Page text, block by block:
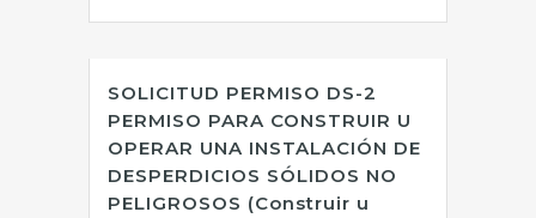
SOLICITUD PERMISO DS-2
PERMISO PARA CONSTRUIR U
OPERAR UNA INSTALACIÓN DE
DESPERDICIOS SÓLIDOS NO
PELIGROSOS (Construir u